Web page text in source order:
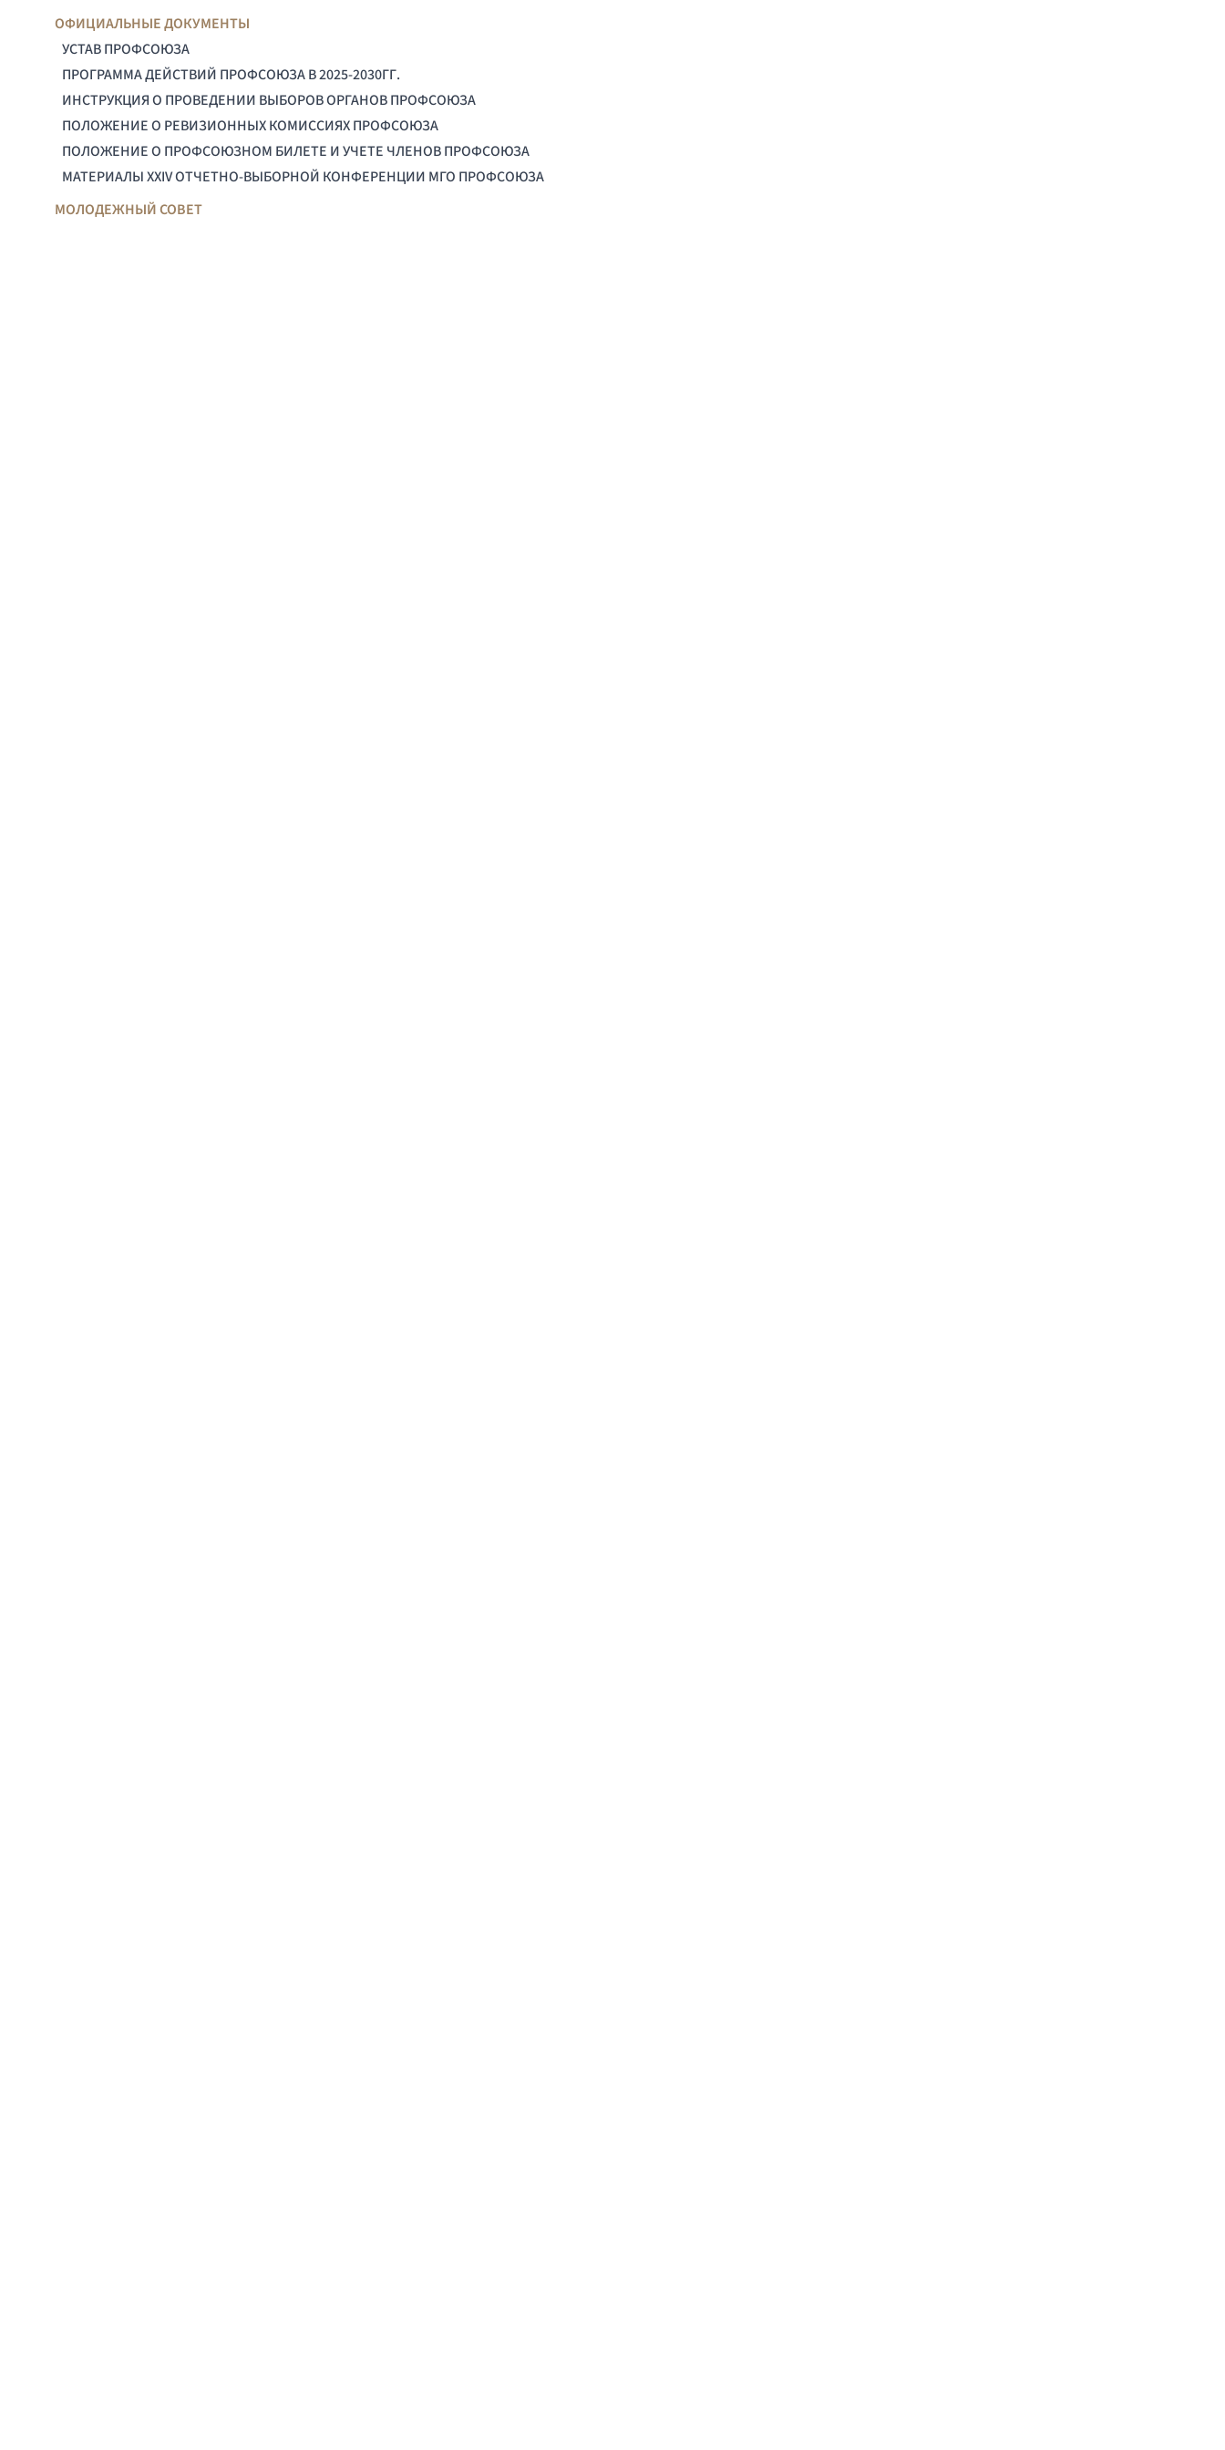
ОФИЦИАЛЬНЫЕ ДОКУМЕНТЫ
УСТАВ ПРОФСОЮЗА
ПРОГРАММА ДЕЙСТВИЙ ПРОФСОЮЗА В 2025-2030ГГ.
ИНСТРУКЦИЯ О ПРОВЕДЕНИИ ВЫБОРОВ ОРГАНОВ ПРОФСОЮЗА
ПОЛОЖЕНИЕ О РЕВИЗИОННЫХ КОМИССИЯХ ПРОФСОЮЗА
ПОЛОЖЕНИЕ О ПРОФСОЮЗНОМ БИЛЕТЕ И УЧЕТЕ ЧЛЕНОВ ПРОФСОЮЗА
МАТЕРИАЛЫ XXIV ОТЧЕТНО-ВЫБОРНОЙ КОНФЕРЕНЦИИ МГО ПРОФСОЮЗА
МОЛОДЕЖНЫЙ СОВЕТ